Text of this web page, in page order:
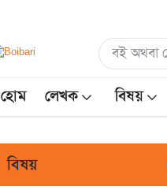
হোম লেখক বিষয়
বিষয়